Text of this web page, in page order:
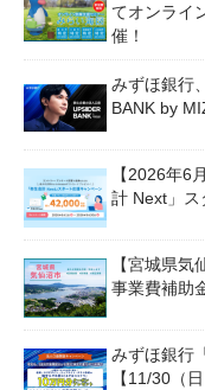
てオンライ
催！
みずほ銀行
BANK by
【2026年6
計 Next」ス
【宮城県
事業費補助
みずほ銀行
【11/30（